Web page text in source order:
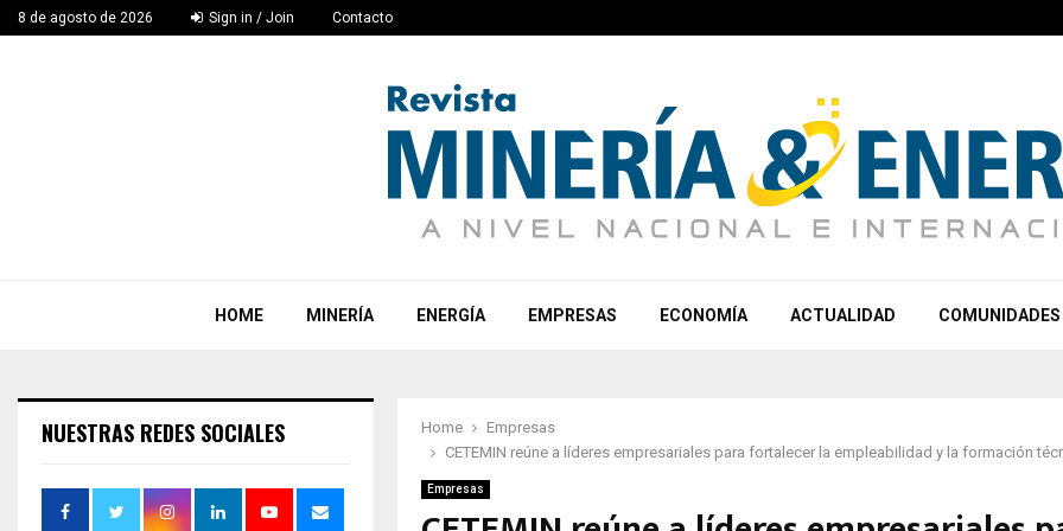
8 de agosto de 2026 Sign in / Join Contacto
HOME MINERÍA ENERGÍA EMPRESAS ECONOMÍA ACTUALIDAD COMUNIDADES
Home
Empresas
CETEMIN reúne a líderes empresariales para fortalecer la empleabilidad y la formación
Empresas
NUESTRAS REDES SOCIALES